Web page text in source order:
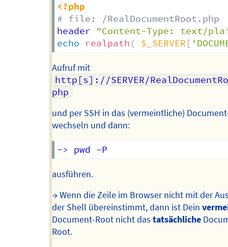
<?php
# file: /RealDocumentRoot.php
header "Content-Type: text/
echo
realpath ( $_SERVER [
Aufruf mit
http[s]://SERVER/
php
und per SSH in das (vermeintliche)
wechseln und dann:
ausführen.
→ Wenn die Zeile im Browser nicht mit der
der Shell übereinstimmt, dann ist Dein
Document-Root nicht dastatsächliche
Root.